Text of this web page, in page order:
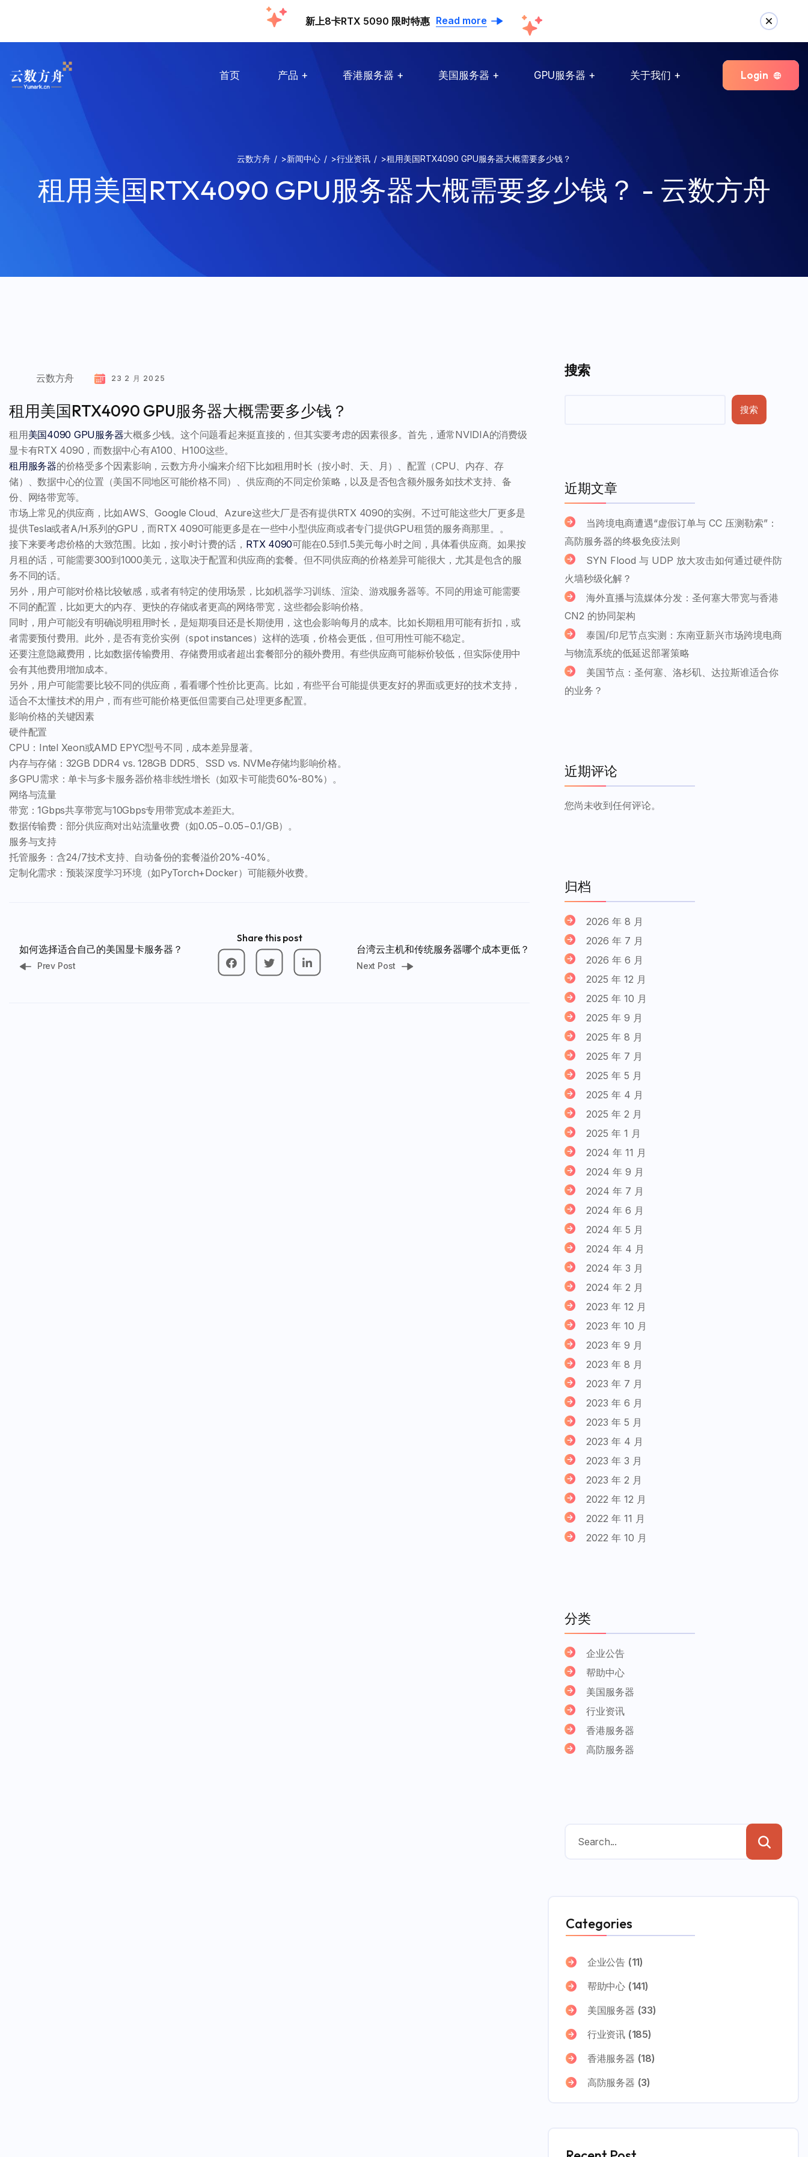
新上8卡RTX 5090 限时特惠 Read more
首页 产品 香港服务器 美国服务器 GPU服务器 关于我们 Login
云数方舟 >新闻中心 >行业资讯 >租用美国RTX4090 GPU服务器大概需要多少钱？
租用美国RTX4090 GPU服务器大概需要多少钱？ - 云数方舟
云数方舟 23 2 月 2025
租用美国RTX4090 GPU服务器大概需要多少钱？
租用美国4090 GPU服务器大概多少钱。这个问题看起来挺直接的，但其实要考虑的因素很多。首先，通常NVIDIA的消费级
显卡有RTX 4090，而数据中心有A100、H100这些。
租用服务器的价格受多个因素影响，云数方舟小编来介绍下比如租用时长（按小时、天、月）、配置（CPU、内存、存
储）、数据中心的位置（美国不同地区可能价格不同）、供应商的不同定价策略，以及是否包含额外服务如技术支持、备
份、网络带宽等。
市场上常见的供应商，比如AWS、Google Cloud、Azure这些大厂是否有提供RTX 4090的实例。不过可能这些大厂更多是
提供Tesla或者A/H系列的GPU，而RTX 4090可能更多是在一些中小型供应商或者专门提供GPU租赁的服务商那里。。
接下来要考虑价格的大致范围。比如，按小时计费的话， RTX 4090可能在0.5到1.5美元每小时之间，具体看供应商。如果按
月租的话，可能需要300到1000美元，这取决于配置和供应商的套餐。但不同供应商的价格差异可能很大，尤其是包含的服
务不同的话。
另外，用户可能对价格比较敏感，或者有特定的使用场景，比如机器学习训练、渲染、游戏服务器等。不同的用途可能需要
不同的配置，比如更大的内存、更快的存储或者更高的网络带宽，这些都会影响价格。
同时，用户可能没有明确说明租用时长，是短期项目还是长期使用，这也会影响每月的成本。比如长期租用可能有折扣，或
者需要预付费用。此外，是否有竞价实例（spot instances）这样的选项，价格会更低，但可用性可能不稳定。
还要注意隐藏费用，比如数据传输费用、存储费用或者超出套餐部分的额外费用。有些供应商可能标价较低，但实际使用中
会有其他费用增加成本。
另外，用户可能需要比较不同的供应商，看看哪个性价比更高。比如，有些平台可能提供更友好的界面或更好的技术支持，
适合不太懂技术的用户，而有些可能价格更低但需要自己处理更多配置。
影响价格的关键因素
硬件配置
CPU：Intel Xeon或AMD EPYC型号不同，成本差异显著。
内存与存储：32GB DDR4 vs. 128GB DDR5、SSD vs. NVMe存储均影响价格。
多GPU需求：单卡与多卡服务器价格非线性增长（如双卡可能贵60%-80%）。
网络与流量
带宽：1Gbps共享带宽与10Gbps专用带宽成本差距大。
数据传输费：部分供应商对出站流量收费（如0.05−0.05−0.1/GB）。
服务与支持
托管服务：含24/7技术支持、自动备份的套餐溢价20%-40%。
定制化需求：预装深度学习环境（如PyTorch+Docker）可能额外收费。
Share this post
如何选择适合自己的美国显卡服务器？
Prev Post
台湾云主机和传统服务器哪个成本更低？
Next Post
搜索
搜索
近期文章
当跨境电商遭遇“虚假订单与 CC 压测勒索”：
高防服务器的终极免疫法则
SYN Flood 与 UDP 放大攻击如何通过硬件防
火墙秒级化解？
海外直播与流媒体分发：圣何塞大带宽与香港
CN2 的协同架构
泰国/印尼节点实测：东南亚新兴市场跨境电商
与物流系统的低延迟部署策略
美国节点：圣何塞、洛杉矶、达拉斯谁适合你
的业务？
近期评论
您尚未收到任何评论。
归档
2026 年 8 月
2026 年 7 月
2026 年 6 月
2025 年 12 月
2025 年 10 月
2025 年 9 月
2025 年 8 月
2025 年 7 月
2025 年 5 月
2025 年 4 月
2025 年 2 月
2025 年 1 月
2024 年 11 月
2024 年 9 月
2024 年 7 月
2024 年 6 月
2024 年 5 月
2024 年 4 月
2024 年 3 月
2024 年 2 月
2023 年 12 月
2023 年 10 月
2023 年 9 月
2023 年 8 月
2023 年 7 月
2023 年 6 月
2023 年 5 月
2023 年 4 月
2023 年 3 月
2023 年 2 月
2022 年 12 月
2022 年 11 月
2022 年 10 月
分类
企业公告
帮助中心
美国服务器
行业资讯
香港服务器
高防服务器
Categories
企业公告 (11)
帮助中心 (141)
美国服务器 (33)
行业资讯 (185)
香港服务器 (18)
高防服务器 (3)